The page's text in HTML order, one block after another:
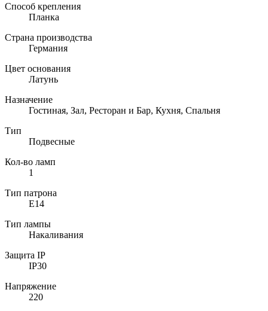
Способ крепления
Планка
Страна производства
Германия
Цвет основания
Латунь
Назначение
Гостиная, Зал, Ресторан и Бар, Кухня, Спальня
Тип
Подвесные
Кол-во ламп
1
Тип патрона
E14
Тип лампы
Накаливания
Защита IP
IP30
Напряжение
220